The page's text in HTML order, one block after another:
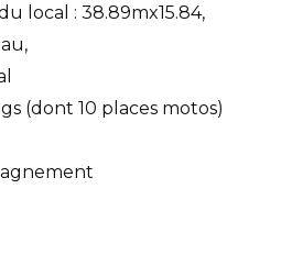
local : 38.89mx15.84,
(dont 10 places motos)